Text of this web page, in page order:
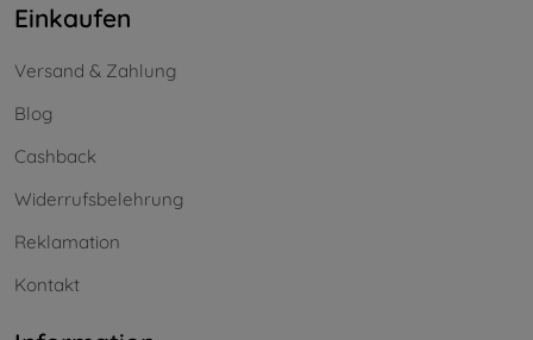
Einkaufen
Versand & Zahlung
Blog
Cashback
Widerrufsbelehrung
Reklamation
Kontakt